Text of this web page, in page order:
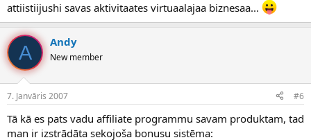
attiistiijushi savas aktivitaates virtuaalajaa biznesaa...
A Andy
New member
7. Janvāris 2007 #6
Tā kā es pats vadu affiliate programmu savam produktam, tad
man ir izstrādāta sekojoša bonusu sistēma: